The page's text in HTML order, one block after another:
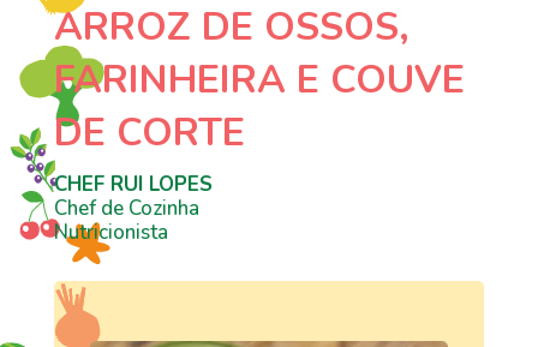
ARROZ DE OSSOS,
FARINHEIRA E COUVE
DE CORTE
CHEF RUI LOPES
Chef de Cozinha
Nutricionista